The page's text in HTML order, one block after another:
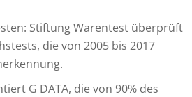
Stiftung Warentest überprüft
die von 2005 bis 2017
G DATA, die von 90% des